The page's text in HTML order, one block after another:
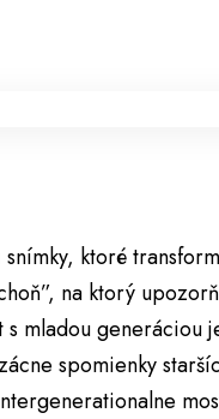
ktoré
na ktorý
mladou generáciou
spomienky